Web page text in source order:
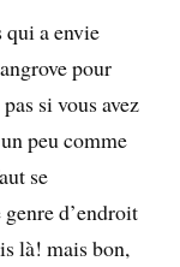
a envie
pour
si vous avez
peu comme
se
d’endroit
là! mais bon,